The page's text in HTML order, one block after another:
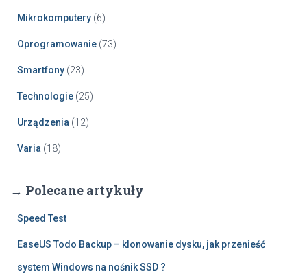
Mikrokomputery (6)
Oprogramowanie (73)
Smartfony (23)
Technologie (25)
Urządzenia (12)
Varia (18)
→ Polecane artykuły
Speed Test
EaseUS Todo Backup – klonowanie dysku, jak przenieść
system Windows na nośnik SSD ?